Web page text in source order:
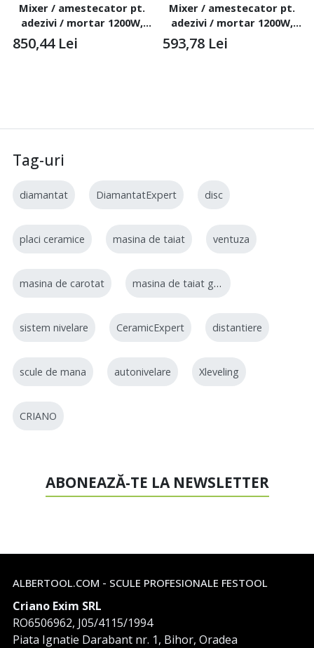
Mixer / amestecator pt.
adezivi / mortar 1200W,
Profesional, RUBIMIX-9 N
210/240V 50/60HZ - RUBI-
850,44 Lei
Mixer / amestecator pt.
adezivi / mortar 1200W,
Semi-Profesional,
RUBIMIX-7 230V 50/60HZ -
593,78 Lei
Tag-uri
diamantat DiamantatExpert disc
placi ceramice masina de taiat ventuza
masina de carotat masina de taiat gresie
sistem nivelare CeramicExpert distantiere
scule de mana autonivelare Xleveling
CRIANO
ABONEAZĂ-TE LA NEWSLETTER
ALBERTOOL.COM - SCULE PROFESIONALE FESTOOL
Criano Exim SRL
RO6506962, J05/4115/1994
Piata Ignatie Darabant nr. 1, Bihor, Oradea